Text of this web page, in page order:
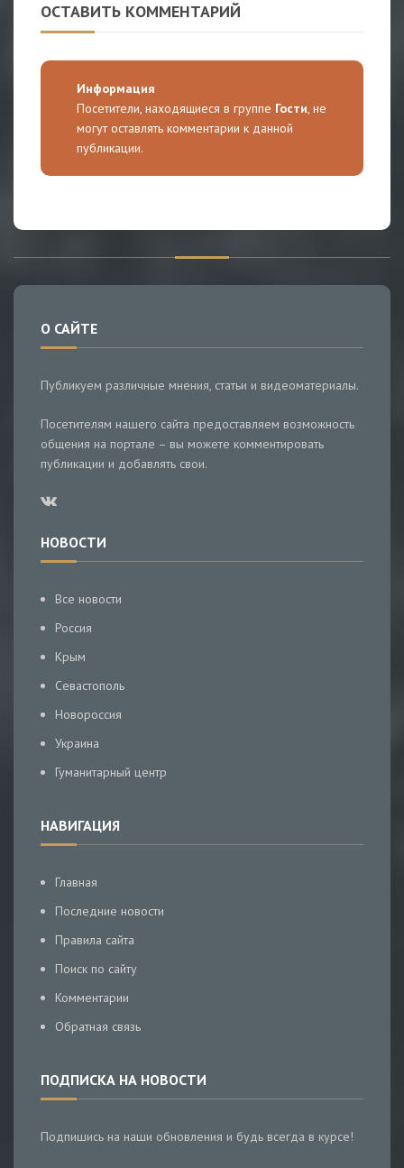
ОСТАВИТЬ КОММЕНТАРИЙ
Информация
Посетители, находящиеся в группе Гости, не
могут оставлять комментарии к данной
публикации.
О САЙТЕ
Публикуем различные мнения, статьи и видеоматериалы.
Посетителям нашего сайта предоставляем возможность
общения на портале – вы можете комментировать
публикации и добавлять свои.
НОВОСТИ
Все новости
Россия
Крым
Севастополь
Новороссия
Украина
Гуманитарный центр
НАВИГАЦИЯ
Главная
Последние новости
Правила сайта
Поиск по сайту
Комментарии
Обратная связь
ПОДПИСКА НА НОВОСТИ
Подпишись на наши обновления и будь всегда в курсе!